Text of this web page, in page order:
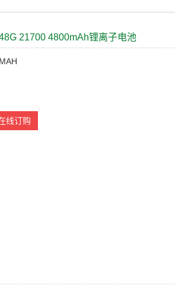
21700 4800mAh锂离子电池
线订购